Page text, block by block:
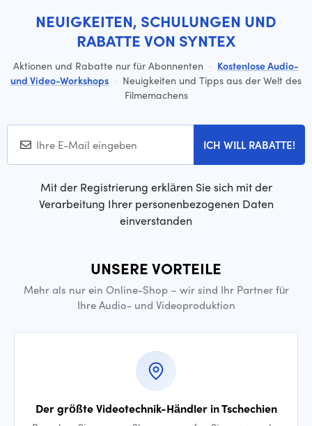
NEUIGKEITEN, SCHULUNGEN UND
RABATTE VON SYNTEX
Aktionen und Rabatte nur für Abonnenten · Kostenlose Audio-
und Video-Workshops · Neuigkeiten und Tipps aus der Welt des
Filmemachens
ICH WILL RABATTE!
Mit der Registrierung erklären Sie sich mit der
Verarbeitung Ihrer personenbezogenen Daten
einverstanden
UNSERE VORTEILE
Mehr als nur ein Online-Shop – wir sind Ihr Partner für
Ihre Audio- und Videoproduktion
Der größte Videotechnik-Händler in Tschechien